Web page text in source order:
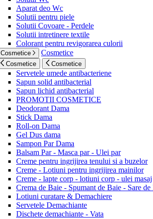
Aparat deo Wc
Solutii pentru piele
Solutii Covoare - Perdele
Solutii intretinere textile
Colorant pentru revigorarea culorii
Cosmetice Cosmetice
Cosmetice Cosmetice
Servetele umede antibacteriene
Sapun solid antibacterial
Sapun lichid antibacterial
PROMOTII COSMETICE
Deodorant Dama
Stick Dama
Roll-on Dama
Gel Dus dama
Sampon Par Dama
Balsam Par - Masca par - Ulei par
Creme pentru ingrijirea tenului si a buzelor
Creme - Lotiuni pentru ingrijirea mainilor
Creme - lapte corp - lotiuni corp - ulei masaj
Crema de Baie - Spumant de Baie - Sare de
Lotiuni curatare & Demachiere
Servetele Demachiante
Dischete demachiante - Vata